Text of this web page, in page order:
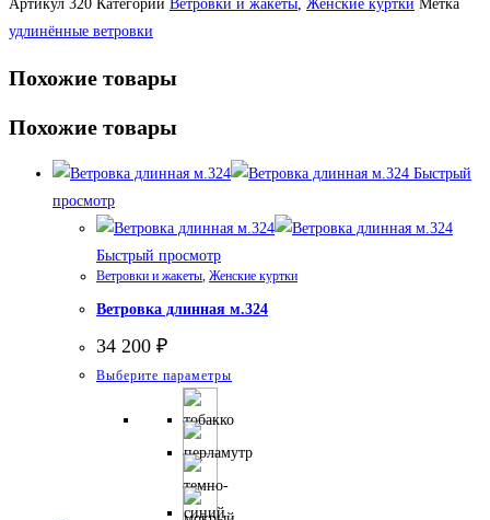
Артикул 320 Категории Ветровки и жакеты Женские куртки Метка
удлинённые ветровки
Похожие товары
Похожие товары
Быстрый
просмотр
Быстрый просмотр
Ветровки и жакеты, Женские куртки
Ветровка длинная м.324
34 200 ₽
Выберите параметры
имеет
несколько
Опции